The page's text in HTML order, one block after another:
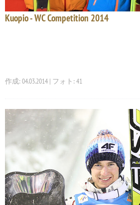
Kuopio - WC Competition 2014
作成: 04.03.2014 | フォト: 41